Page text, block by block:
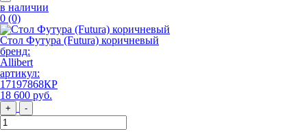
в наличии
0 (0)
Стол Футура (Futura) коричневый
бренд:
Allibert
артикул:
17197868КР
18 600 руб.
+ -